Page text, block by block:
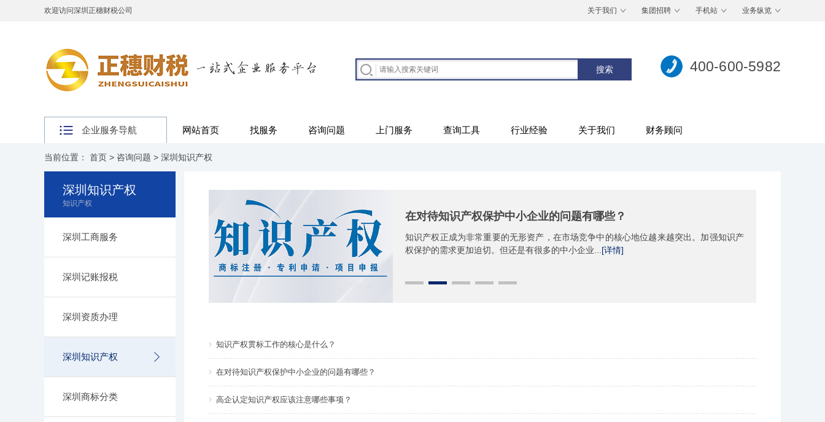
欢迎访问深圳正穗财税公司 关于我们 集团招聘 手机站 业务纵览
400-600-5982
企业服务导航 网站首页 找服务 咨询问题 上门服务 查询工具 行业经验 关于我们 财务顾问
当前位置： 首页 > 咨询问题 > 深圳知识产权
深圳知识产权
知识产权
深圳工商服务
深圳记账报税
深圳资质办理
深圳知识产权
深圳商标分类
高企认定知识产权应该注意哪些事项？
1、公司请求的国内博利报下新认准时 能够用吗? 《下新技巧 企业认定治理 事情 指挥》
(如下简称《指挥》)划定 ：下新技巧 企业认定...[详情]
知识产权贯标工作的核心是什么？
在对待知识产权保护中小企业的问题有哪些？
高企认定知识产权应该注意哪些事项？